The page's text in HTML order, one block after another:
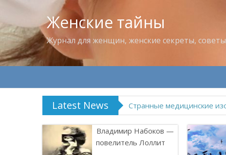
Женские тайны
Журнал для женщин, женские секреты, советы
Latest News Что пить в жару
Владимир Набоков —
повелитель Лоллит